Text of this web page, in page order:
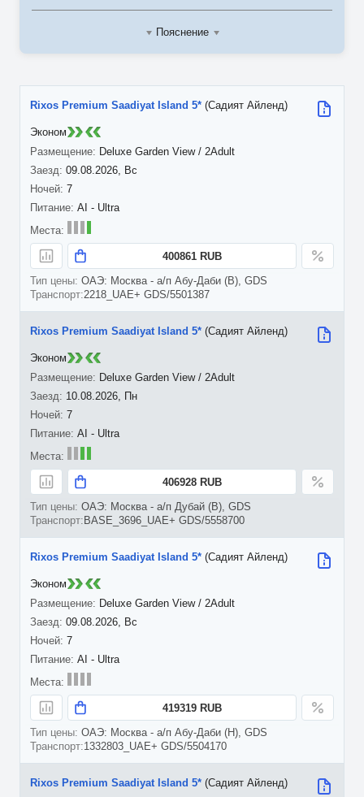
Пояснение
09.08.2026, Вс
7
Rixos Premium Saadiyat Island 5* (Садият Айленд)
Deluxe Garden View / 2Adult
AI - Ultra
400861 RUB
ОАЭ: Москва - а/п Абу-Даби (B), GDS
2218_UAE+ GDS/5501387
Эконом
10.08.2026, Пн
7
Rixos Premium Saadiyat Island 5* (Садият Айленд)
Deluxe Garden View / 2Adult
AI - Ultra
406928 RUB
ОАЭ: Москва - а/п Дубай (B), GDS
BASE_3696_UAE+ GDS/5558700
Эконом
09.08.2026, Вс
7
Rixos Premium Saadiyat Island 5* (Садият Айленд)
Deluxe Garden View / 2Adult
AI - Ultra
419319 RUB
ОАЭ: Москва - а/п Абу-Даби (H), GDS
1332803_UAE+ GDS/5504170
Эконом
Rixos Premium Saadiyat Island 5* (Садият Айленд)